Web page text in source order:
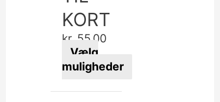
på
varesiden
KORT
kr. 55,00
Vælg
muligheder
vare